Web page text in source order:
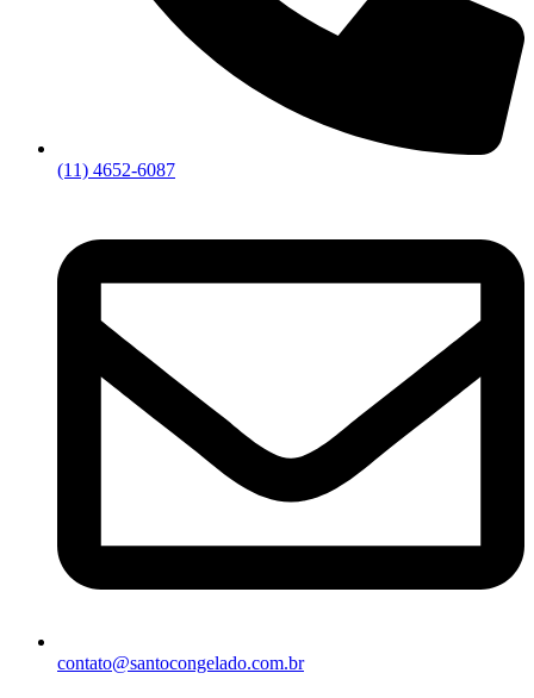
(11) 4652-6087
contato@santocongelado.com.br